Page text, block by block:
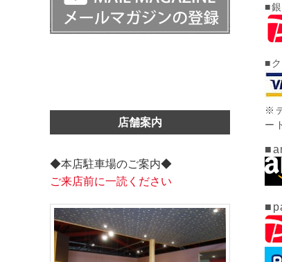
■
■
※
ー
店舗案内
◆本店駐車場のご案内◆
ご来店前に一読ください